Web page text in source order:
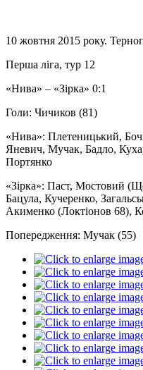
10 жовтня 2015 року.
Перша ліга, тур 12
«Нива» – «Зірка» 0:1
Голи: Чичиков (81)
«Нива»: Плетеницький,
Яневич, Мучак, Бадло,
Портянко
«Зірка»: Паст, Мостовий
Бацула, Кучеренко,
Акименко (Локтіонов 68),
Попередження: Мучак (55)